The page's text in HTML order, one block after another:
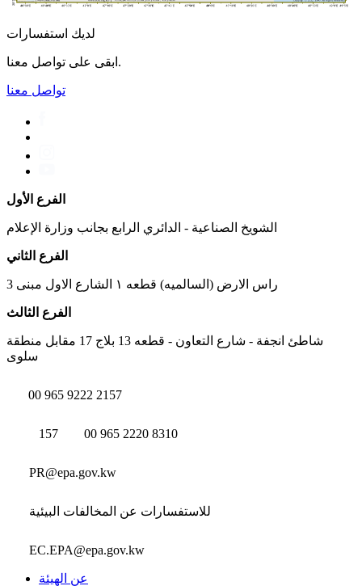
لديك استفسارات
ابقى على تواصل معنا.
تواصل معنا
الفرع الأول
الشويخ الصناعية - الدائري الرابع بجانب وزارة الإعلام
الفرع الثاني
راس الارض (السالميه) قطعه ١ الشارع الاول مبنى 3
الفرع الثالث
شاطئ انجفة - شارع التعاون - قطعه 13 بلاج 17 مقابل منطقة
سلوى
00 965 9222 2157
157 00 965 2220 8310
PR@epa.gov.kw
للاستفسارات عن المخالفات البيئية
EC.EPA@epa.gov.kw
عن الهيئة